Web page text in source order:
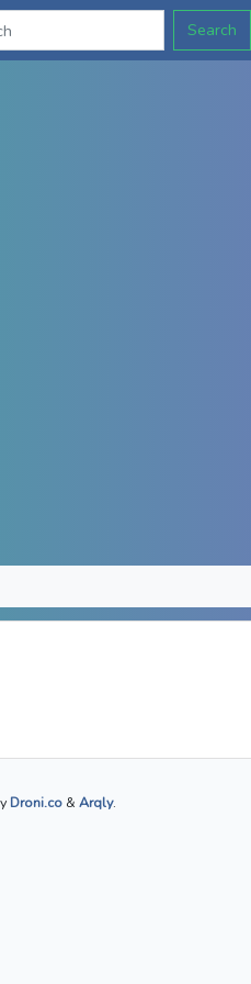
Search
Droni.co & Arqly.